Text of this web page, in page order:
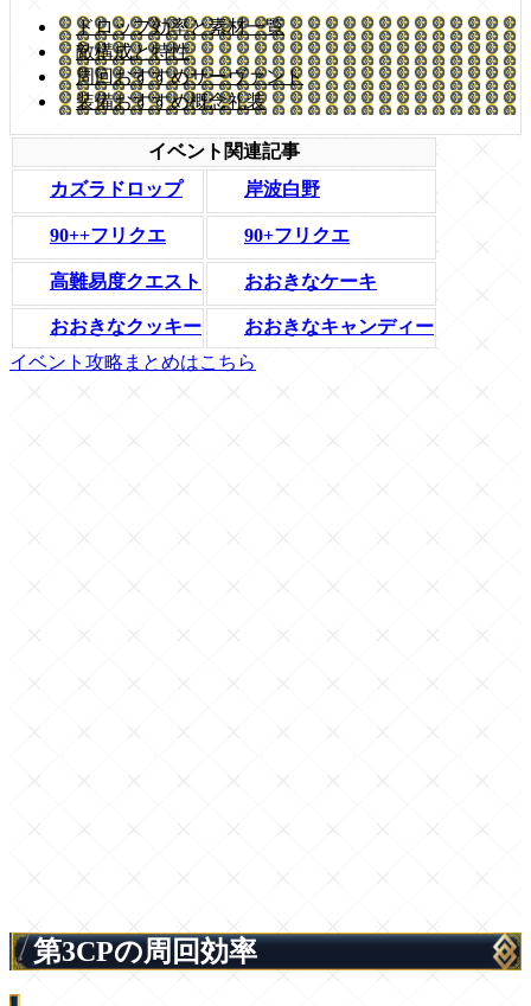
ドロップ効率と素材一覧
敵構成と特性
周回おすすめサーヴァント
装備おすすめ概念礼装
イベント関連記事
カズラドロップ
岸波白野
90++フリクエ 90+フリクエ
高難易度クエスト おおきなケーキ
おおきなクッキー
おおきなキャンディー
イベント攻略まとめはこちら
第3CPの周回効率